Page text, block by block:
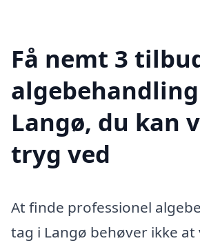
Få nemt 3
Langø, du kan
tryg ved
At finde professionel
tag i Langø behøver ikke